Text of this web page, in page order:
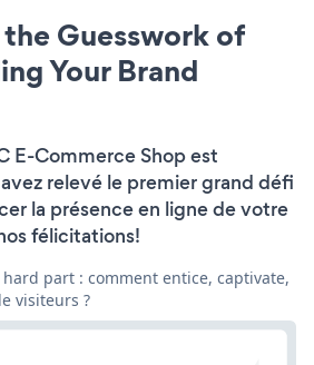
Guesswork of
Your Brand
E-Commerce Shop est
relevé le premier grand défi
la présence en ligne de votre
félicitations!
part : comment entice, captivate,
visiteurs ?